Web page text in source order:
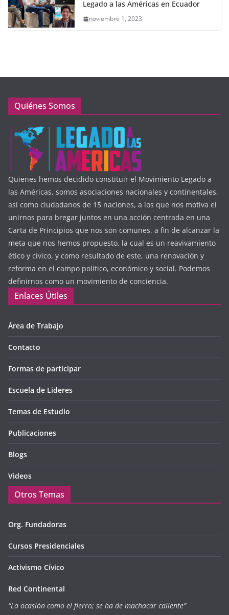
Legado a las Américas en Ecuador
noviembre 1, 2023
Quiénes Somos
Quienes hemos decidido constituir el Movimiento Legado a
las Américas, somos asociaciones nacionales y continentales,
así como ciudadanos de 15 naciones, a los que nos motiva el
unirnos para bregar juntos en una acción centrada en una
Carta de Principios que nos son comunes, a fin de alcanzar la
meta que nos hemos propuesto, la cual es un reavivamiento
ético y cívico, y como resultado de este, una renovación y
reforma en el campo político, económico y social. Podemos
definirnos como un movimiento de conciencia.
Enlaces Útiles
Área de Trabajo
Contacto
Formas de participar
Escuela de Lideres
Temas de Estudio
Publicaciones
Blogs
Videos
Otros Temas
Org. Fundadoras
Cursos Presidenciales
Activismo Cívico
Red Continental
“La ocasión como el fierro; se ha de machacar caliente”